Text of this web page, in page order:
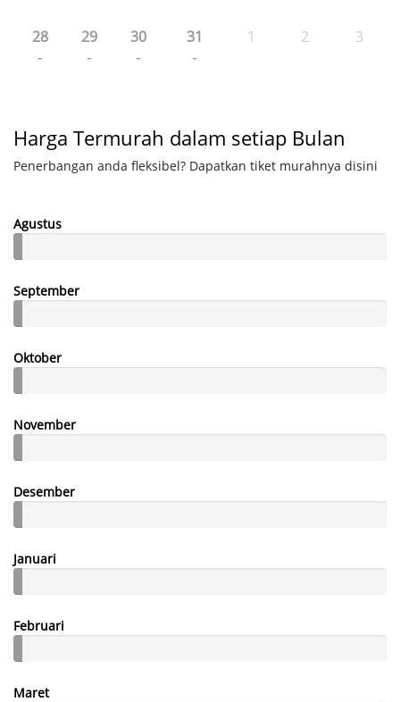
28
-
29
-
30
-
31
-
1 2 3
Harga Termurah dalam setiap Bulan
Penerbangan anda fleksibel? Dapatkan tiket murahnya disini
Agustus
September
Oktober
November
Desember
Januari
Februari
Maret